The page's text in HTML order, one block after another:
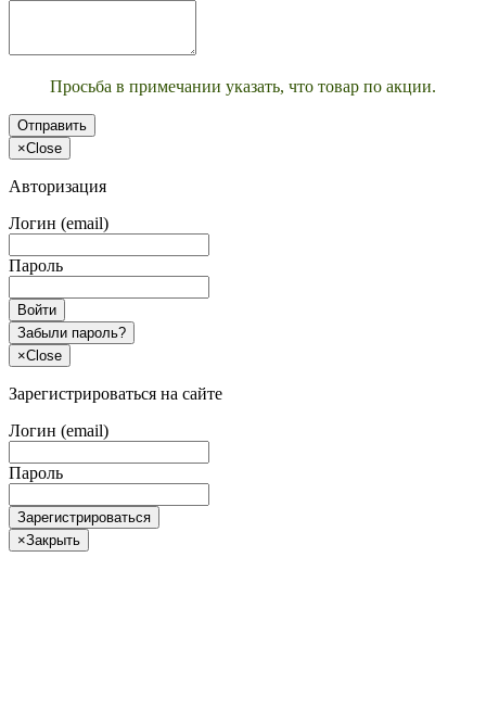
Просьба в примечании указать, что товар по акции.
Отправить
×Close
Авторизация
Логин (email)
Пароль
Войти
Забыли пароль?
×Close
Зарегистрироваться на сайте
Логин (email)
Пароль
Зарегистрироваться
×Закрыть